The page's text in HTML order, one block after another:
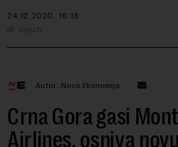
24.12.2020. 16:18
Vijesti
Autor: Nova Ekonomija
Crna Gora gasi
Airlines, osniva